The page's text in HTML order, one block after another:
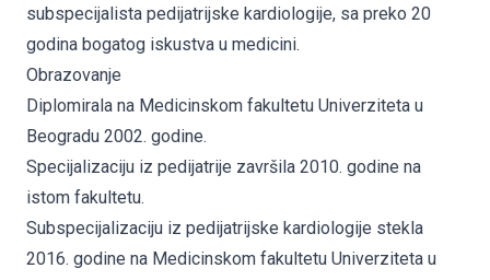
Kontakt
ME EN
subspecijalista pedijatrijske kardiologije, sa preko 20
godina bogatog iskustva u medicini.
Obrazovanje
Diplomirala na Medicinskom fakultetu Univerziteta u
Beogradu 2002. godine.
Specijalizaciju iz pedijatrije završila 2010. godine na
istom fakultetu.
Subspecijalizaciju iz pedijatrijske kardiologije stekla
2016. godine na Medicinskom fakultetu Univerziteta u